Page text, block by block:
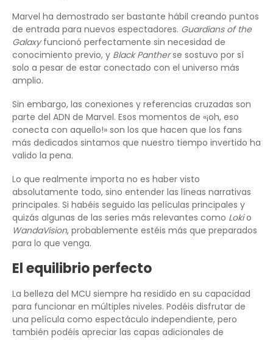
Marvel ha demostrado ser bastante hábil creando puntos
de entrada para nuevos espectadores. Guardians of the
Galaxyfuncionó perfectamente sin necesidad de
conocimiento previo, y Black Pantherse sostuvo por sí
solo a pesar de estar conectado con el universo más
amplio.
Sin embargo, las conexiones y referencias cruzadas son
parte del ADN de Marvel. Esos momentos de «¡oh, eso
conecta con aquello!» son los que hacen que los fans
más dedicados sintamos que nuestro tiempo invertido ha
valido la pena.
Lo que realmente importa no es haber visto
absolutamente todo, sino entender las líneas narrativas
principales. Si habéis seguido las películas principales y
quizás algunas de las series más relevantes como Lokio
WandaVision, probablemente estéis más que preparados
para lo que venga.
El equilibrio perfecto
La belleza del MCU siempre ha residido en su capacidad
para funcionar en múltiples niveles. Podéis disfrutar de
una película como espectáculo independiente, pero
también podéis apreciar las capas adicionales de